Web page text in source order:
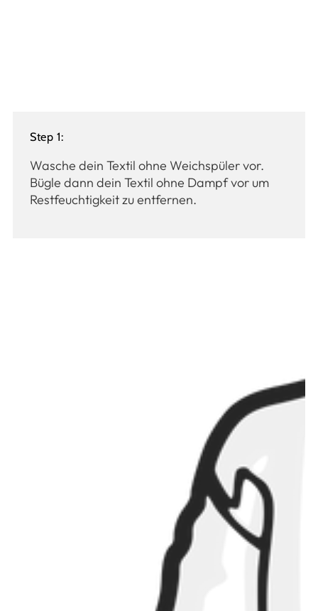
Step 1:
Wasche dein Textil ohne Weichspüler vor.
Bügle dann dein Textil ohne Dampf vor um
Restfeuchtigkeit zu entfernen.